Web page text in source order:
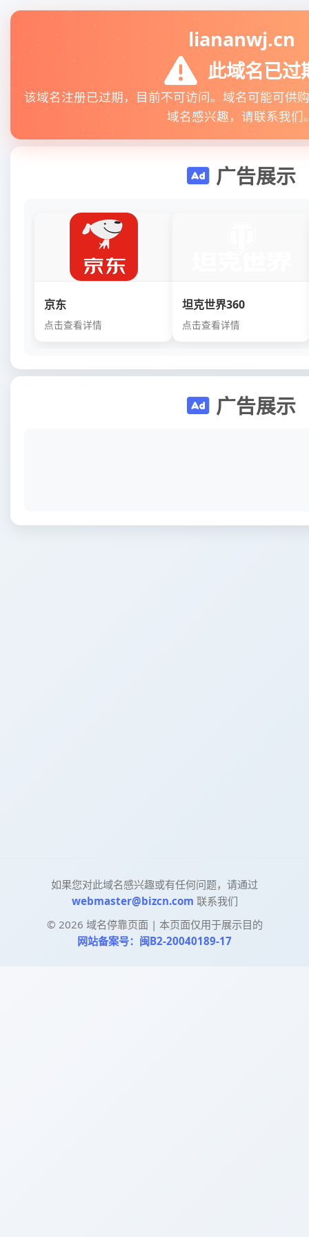
liananwj.cn
此域名已过
该域名注册已过期，目前不可访问。域名可能可供
域名感兴趣，请联系我们
广告展示
京东
点击查看详情
坦克世界360
点击查看详情
广告展示
如果您对此域名感兴趣或有任何问题，请通过
webmaster@bizcn.com 联系我们
© 2026 域名停靠页面 | 本页面仅用于展示目的
网站备案号：闽B2-20040189-17